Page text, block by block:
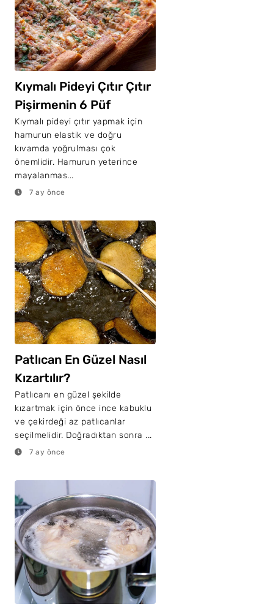
Kıymalı Pideyi Çıtır Çıtır
Pişirmenin 6 Püf
Noktası
Kıymalı pideyi çıtır yapmak için
hamurun elastik ve doğru
kıvamda yoğrulması çok
önemlidir. Hamurun yeterince
mayalanmas...
7 ay önce
Patlıcan En Güzel Nasıl
Kızartılır?
Patlıcanı en güzel şekilde
kızartmak için önce ince kabuklu
ve çekirdeği az patlıcanlar
seçilmelidir. Doğradıktan sonra ...
7 ay önce